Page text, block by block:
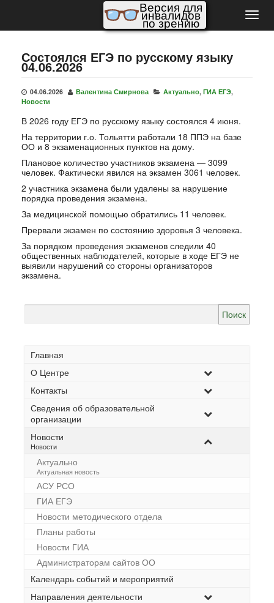
Версия для
инвалидов
по зрению
Состоялся ЕГЭ по русскому языку
04.06.2026
04.06.2026 Валентина Смирнова Актуально, ГИА ЕГЭ,
Новости
В 2026 году ЕГЭ по русскому языку состоялся 4 июня.
На территории г.о. Тольятти работали 18 ППЭ на базе
ОО и 8 экзаменационных пунктов на дому.
Плановое количество участников экзамена — 3099
человек. Фактически явился на экзамен 3061 человек.
2 участника экзамена были удалены за нарушение
порядка проведения экзамена.
За медицинской помощью обратились 11 человек.
Прервали экзамен по состоянию здоровья 3 человека.
За порядком проведения экзаменов следили 40
общественных наблюдателей, которые в ходе ЕГЭ не
выявили нарушений со стороны организаторов
экзамена.
Главная
О Центре
Контакты
Сведения об образовательной
организации
Новости
–
Новости
Актуально
–
Актуальная новость
АСУ РСО
ГИА ЕГЭ
Новости методического отдела
Планы работы
Новости ГИА
Администраторам сайтов ОО
Календарь событий и мероприятий
Направления деятельности